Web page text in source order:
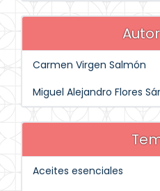
Carmen Virgen Salmón
Miguel Alejandro Flores
Aceites esenciales